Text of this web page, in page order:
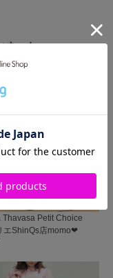
ネート
Thavasa Petit Choice
エShinQs店momo‪‪❤︎‬